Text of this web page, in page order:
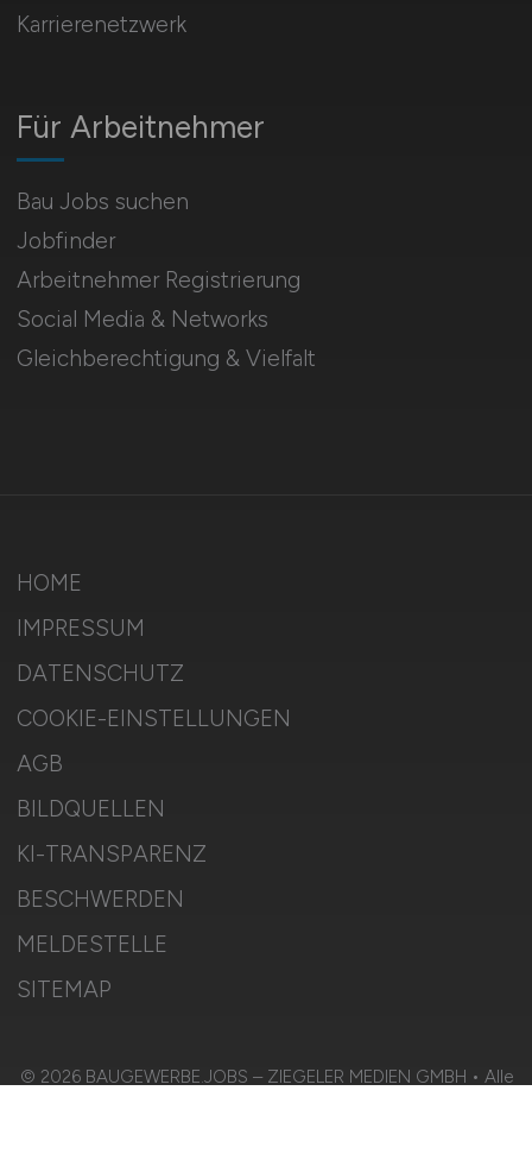
Für Arbeitnehmer
Bau Jobs suchen
Jobfinder
Arbeitnehmer Registrierung
Social Media & Networks
Gleichberechtigung & Vielfalt
Karrierenetzwerk
HOME
IMPRESSUM
DATENSCHUTZ
COOKIE-EINSTELLUNGEN
AGB
BILDQUELLEN
KI-TRANSPARENZ
BESCHWERDEN
MELDESTELLE
SITEMAP
© 2026 BAUGEWERBE.JOBS – ZIEGELER MEDIEN GMBH • Alle